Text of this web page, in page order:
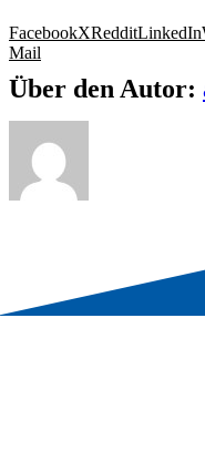
FacebookXRedditLinkedIn
Mail
Über den Autor: